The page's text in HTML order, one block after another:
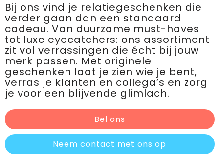
Bij ons vind je relatiegeschenken die
verder gaan dan een standaard
cadeau. Van duurzame must-haves
tot luxe eyecatchers: ons assortiment
zit vol verrassingen die écht bij jouw
merk passen. Met originele
geschenken laat je zien wie je bent,
verras je klanten en collega’s en zorg
je voor een blijvende glimlach.
Bel ons
Neem contact met ons op